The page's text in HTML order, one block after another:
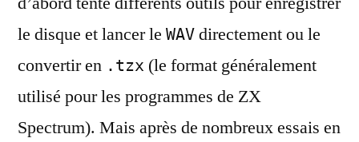
le disque et lancer le WAV directement ou le
convertir en .tzx (le format généralement
utilisé pour les programmes de ZX
Spectrum). Mais après de nombreux essais en